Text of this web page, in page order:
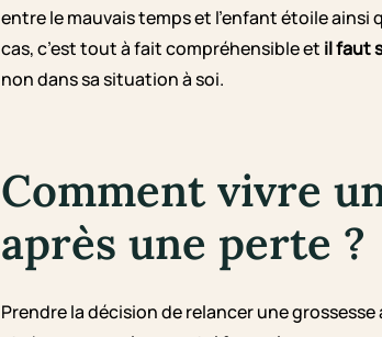
entre le mauvais temps et l’enfant étoile
cas, c’est tout à fait compréhensible et il faut
non dans sa situation à soi.
Comment vivre
après une perte ?
Prendre la décision de relancer une